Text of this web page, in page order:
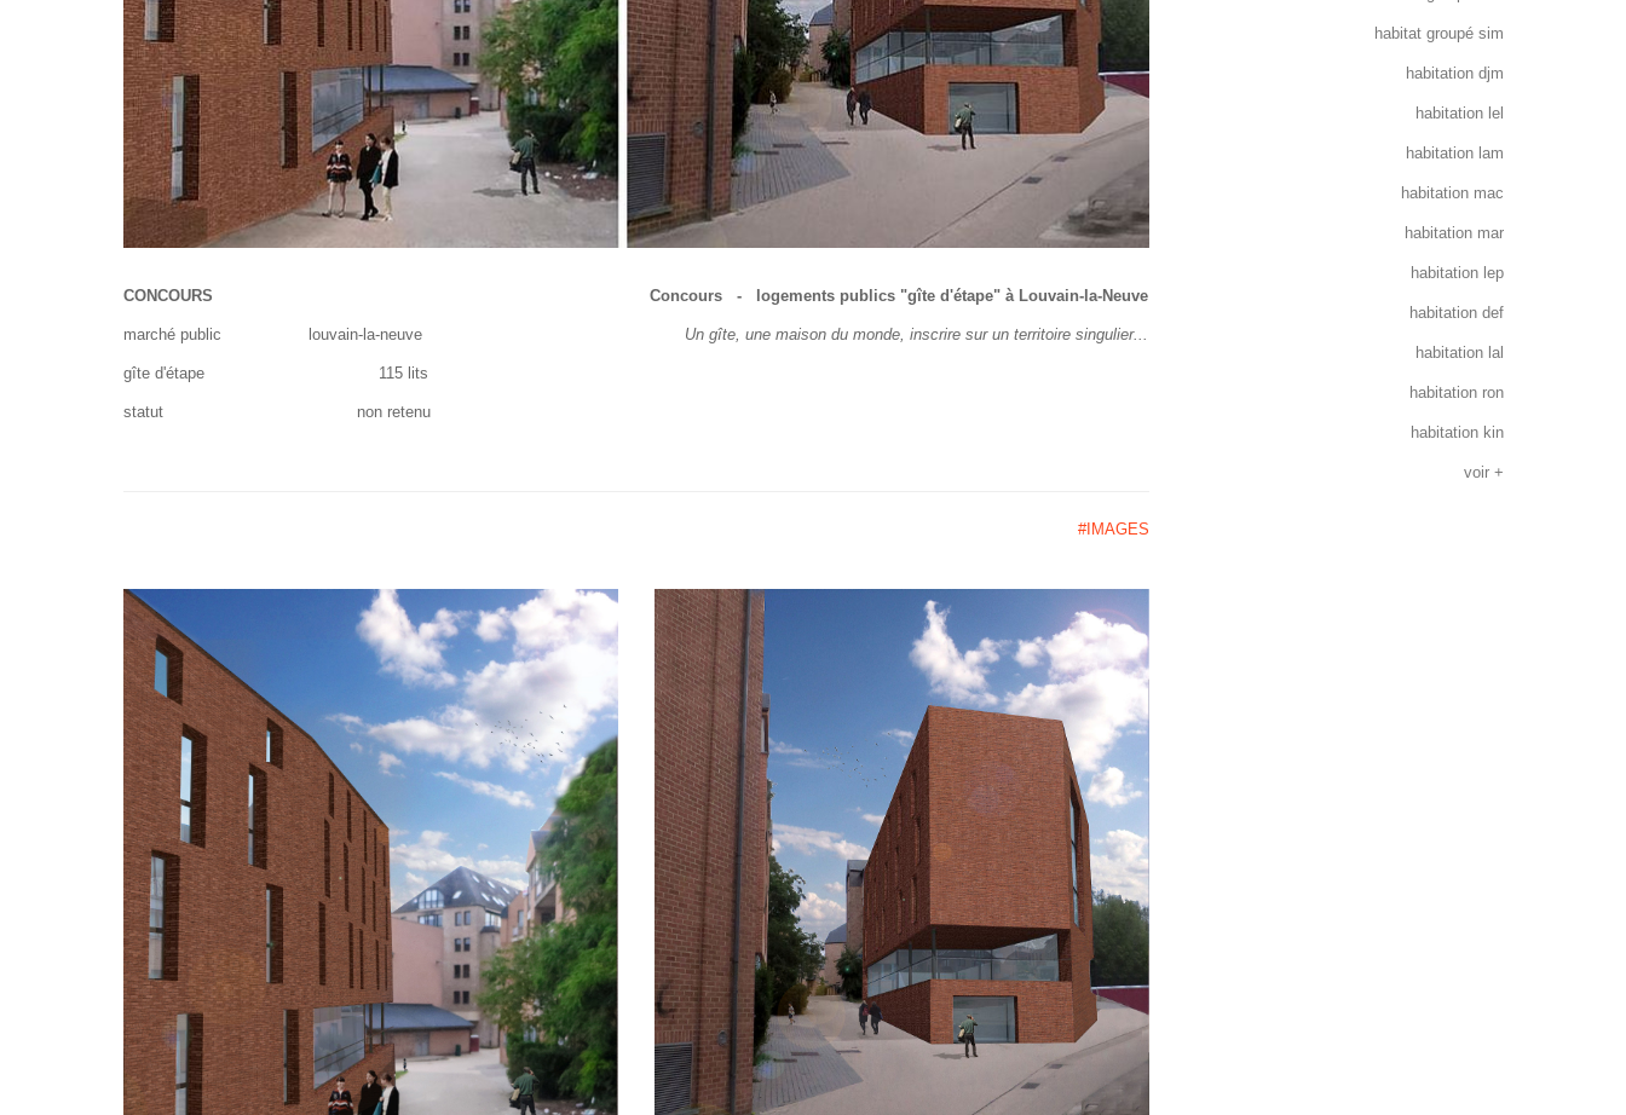
CONCOURS
marché public louvain-la-neuve
gîte d'étape 115 lits
statut non retenu
Concours - logements publics "gîte d'étape" à Louvain-la-Neuve
Un gîte, une maison du monde, inscrire sur un territoire singulier...
#IMAGES
habitat groupé sim
habitation djm
habitation lel
habitation lam
habitation mac
habitation mar
habitation lep
habitation def
habitation lal
habitation ron
habitation kin
voir +